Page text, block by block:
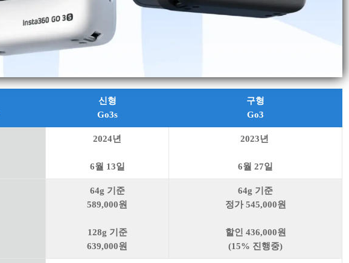
신형
Go3s
구형
Go3
2024년
6월 13일
2023년
6월 27일
64g 기준
589,000원
128g 기준
639,000원
64g 기준
정가 545,000원
할인 436,000원
(15% 진행중)